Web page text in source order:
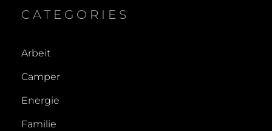
CATEGORIES
Arbeit
Camper
Energie
Familie